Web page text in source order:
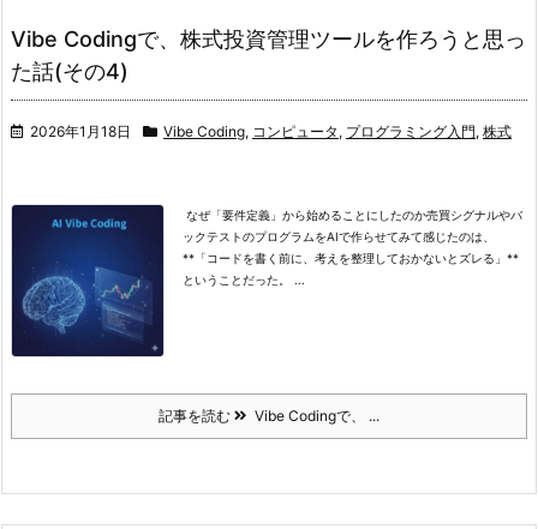
Vibe Codingで、株式投資管理ツールを作ろうと思っ
た話(その4)
2026年1月18日 Vibe Coding, コンピュータ , プログラミング入門, 株式
なぜ「要件定義」から始めることにしたのか売買シグナルやバ
ックテストのプログラムをAIで作らせてみて感じたのは、
**「コードを書く前に、考えを整理しておかないとズレる」**
ということだった。 ...
記事を読む Vibe Codingで、 ...